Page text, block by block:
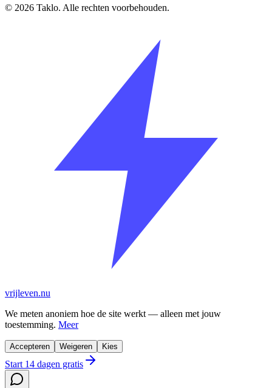
© 2026 Taklo. Alle rechten voorbehouden.
vrijleven.nu
We meten anoniem hoe de site werkt — alleen met jouw
toestemming. Meer
Accepteren Weigeren Kies
Start 14 dagen gratis